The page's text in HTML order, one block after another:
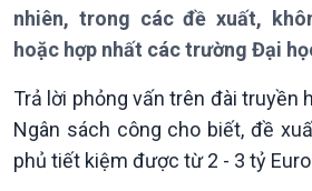
nhiên, trong các đề xuất,
hoặc hợp nhất các trường Đại
Trả lời phỏng vấn trên đài truyền
Ngân sách công cho biết, đề
phủ tiết kiệm được từ 2 - 3 tỷ